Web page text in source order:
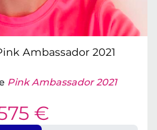
Ambassador 2021
Pink Ambassador 2021
€